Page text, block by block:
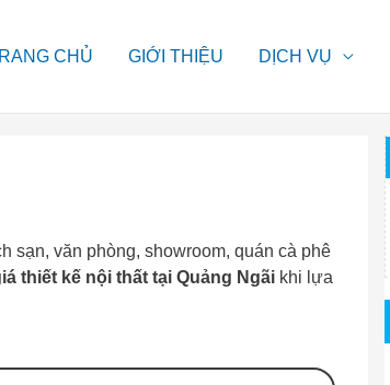
CHỦ GIỚI THIỆU DỊCH VỤ
sạn, văn phòng, showroom, quán cà phê
thiết kế nội thất tại Quảng Ngãi khi lựa